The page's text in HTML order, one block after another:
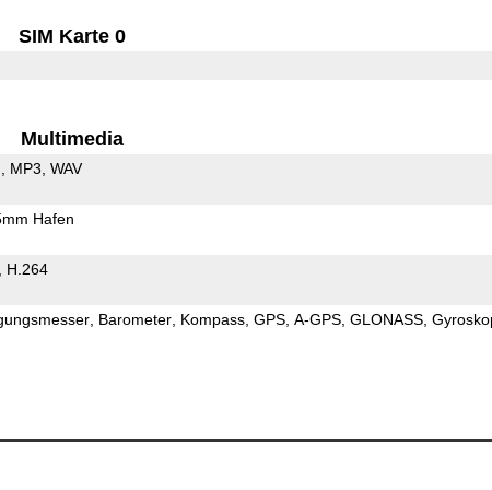
SIM Karte 0
Multimedia
MP3 WAV
Hafen
H.264
Barometer Kompass GPS A-GPS GLONASS